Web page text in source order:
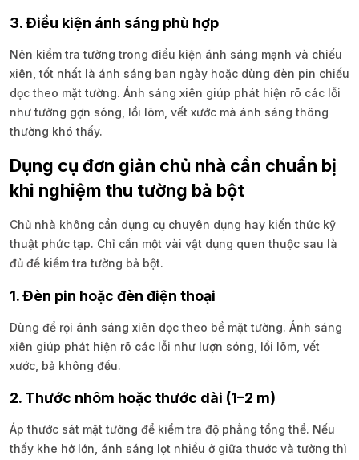
3. Điều kiện ánh sáng phù hợp
Nên kiểm tra tường trong điều kiện ánh sáng mạnh và chiếu
xiên, tốt nhất là ánh sáng ban ngày hoặc dùng đèn pin chiếu
dọc theo mặt tường. Ánh sáng xiên giúp phát hiện rõ các lỗi
như tường gợn sóng, lồi lõm, vết xước mà ánh sáng thông
thường khó thấy.
Dụng cụ đơn giản chủ nhà cần chuẩn bị
khi nghiệm thu tường bả bột
Chủ nhà không cần dụng cụ chuyên dụng hay kiến thức kỹ
thuật phức tạp. Chỉ cần một vài vật dụng quen thuộc sau là
đủ để kiểm tra tường bả bột.
1. Đèn pin hoặc đèn điện thoại
Dùng để rọi ánh sáng xiên dọc theo bề mặt tường. Ánh sáng
xiên giúp phát hiện rõ các lỗi như lượn sóng, lồi lõm, vết
xước, bả không đều.
2. Thước nhôm hoặc thước dài (1–2 m)
Áp thước sát mặt tường để kiểm tra độ phẳng tổng thể. Nếu
thấy khe hở lớn, ánh sáng lọt nhiều ở giữa thước và tường thì